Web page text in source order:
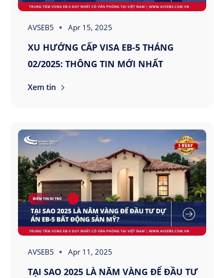
AVSEB5 Apr 15, 2025
XU HƯỚNG CẤP VISA EB-5 THÁNG
02/2025: THÔNG TIN MỚI NHẤT
Xem tin
AVSEB5 Apr 11, 2025
TẠI SAO 2025 LÀ NĂM VÀNG ĐỂ ĐẦU TƯ